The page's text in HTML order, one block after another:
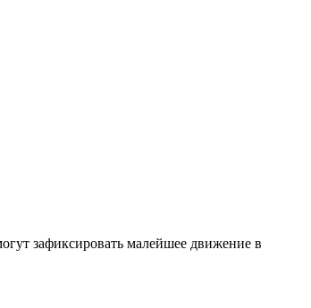
зафиксировать малейшее движение в